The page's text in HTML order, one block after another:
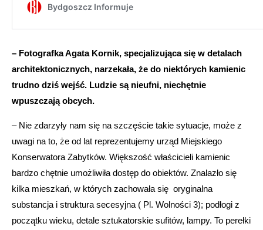
– Fotografka Agata Kornik, specjalizująca się w detalach
architektonicznych, narzekała, że do niektórych kamienic
trudno dziś wejść. Ludzie są nieufni, niechętnie
wpuszczają obcych.
– Nie zdarzyły nam się na szczęście takie sytuacje, może z
uwagi na to, że od lat reprezentujemy urząd Miejskiego
Konserwatora Zabytków. Większość właścicieli kamienic
bardzo chętnie umożliwiła dostęp do obiektów. Znalazło się
kilka mieszkań, w których zachowała się oryginalna
substancja i struktura secesyjna ( Pl. Wolności 3); podłogi z
początku wieku, detale sztukatorskie sufitów, lampy. To perełki